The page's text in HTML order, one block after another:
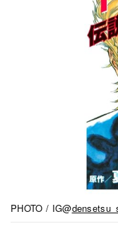
PHOTO / IG@